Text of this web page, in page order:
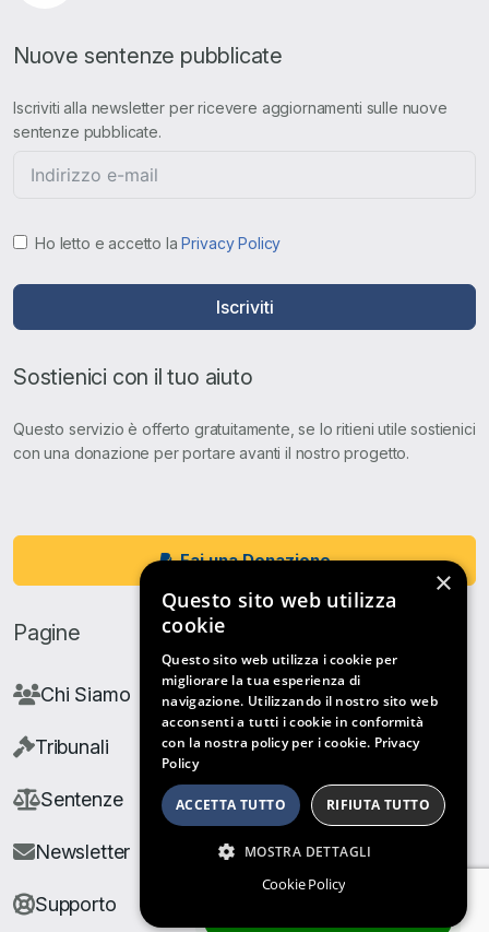
Nuove sentenze pubblicate
Iscriviti alla newsletter per ricevere aggiornamenti sulle nuove
sentenze pubblicate.
Ho letto e accetto laPrivacy Policy
Iscriviti
Sostienici con il tuo aiuto
Questo servizio è offerto gratuitamente, se lo ritieni utile sostienici
con una donazione per portare avanti il nostro progetto.
Fai una Donazione
Pagine
Chi Siamo
Tribunali
Sentenze
Newsletter
Supporto
×
Questo sito web utilizza
cookie
Questo sito web utilizza i cookie per
migliorare la tua esperienza di
navigazione. Utilizzando il nostro sito web
acconsenti a tutti i cookie in conformità
con la nostra policy per i cookie. Privacy
Policy
ACCETTA TUTTO RIFIUTA TUTTO
MOSTRA DETTAGLI
Cookie Policy